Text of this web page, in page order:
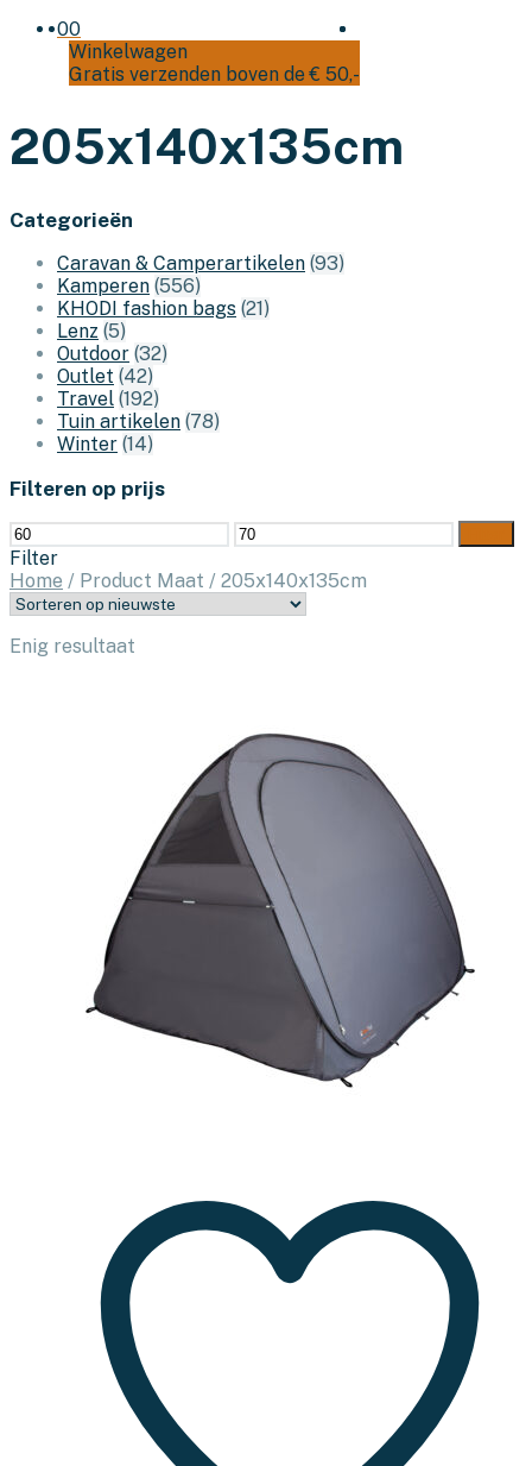
00
Winkelwagen
Gratis verzenden boven de € 50,-
205x140x135cm
Categorieën
Caravan & Camperartikelen (93)
Kamperen (556)
KHODI fashion bags (21)
Lenz (5)
Outdoor (32)
Outlet (42)
Travel (192)
Tuin artikelen (78)
Winter (14)
Filteren op prijs
Min.
prijs
Max.
prijs
Filter
Home / Product Maat / 205x140x135cm
Enig resultaat